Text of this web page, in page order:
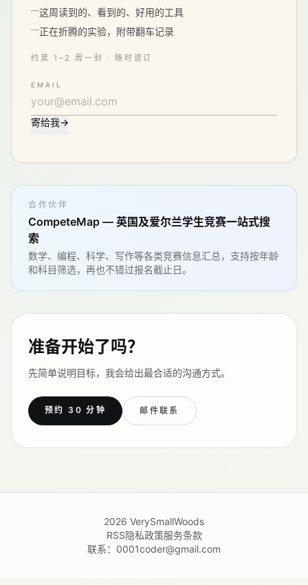
这周读到的、看到的、好用的工具
正在折腾的实验，附带翻车记录
约莫 1–2 周一封 · 随时退订
EMAIL
寄给我→
合作伙伴
CompeteMap — 英国及爱尔兰学生竞赛一站式搜
索
数学、编程、科学、写作等各类竞赛信息汇总，支持按年龄
和科目筛选，再也不错过报名截止日。
准备开始了吗？
先简单说明目标，我会给出最合适的沟通方式。
预约 30 分钟 邮件联系
2026 VerySmallWoods
RSS隐私政策服务条款
联系： 0001coder@gmail.com